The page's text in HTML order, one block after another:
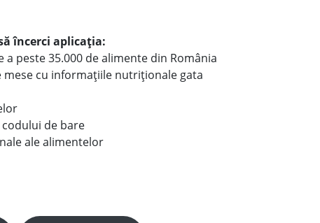
încerci aplicația:
peste 35.000 de alimente din România
mese cu informațiile nutriționale gata
de bare
ale alimentelor